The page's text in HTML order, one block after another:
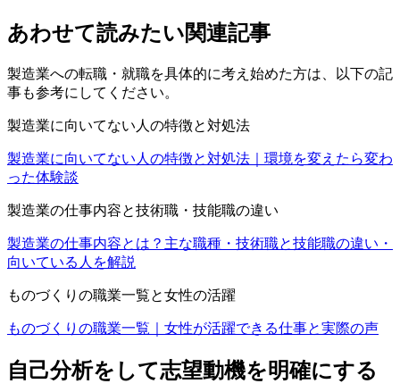
あわせて読みたい関連記事
製造業への転職・就職を具体的に考え始めた方は、以下の記
事も参考にしてください。
製造業に向いてない人の特徴と対処法
製造業に向いてない人の特徴と対処法｜環境を変えたら変わ
った体験談
製造業の仕事内容と技術職・技能職の違い
製造業の仕事内容とは？主な職種・技術職と技能職の違い・
向いている人を解説
ものづくりの職業一覧と女性の活躍
ものづくりの職業一覧｜女性が活躍できる仕事と実際の声
自己分析をして志望動機を明確にする